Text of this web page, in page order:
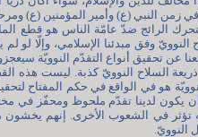
زمن النبي (ع) وأمير المؤمنين (ع)
الرائج ضدّ عامّة الناس هو قطع
النوويّ وفق مبدئنا الإسلامي، وإلّا لو
عن تحقيق أنواع التقدّم النوويّة
السلاح النوويّ كذبة. ليست هذه
هو في الواقع في حكم المفتاح
يكون لدينا تقدّم ملحوظ ومحفّز في
تؤثر في الشعوب الأخرى. إنهم يخشون
النوويّ.